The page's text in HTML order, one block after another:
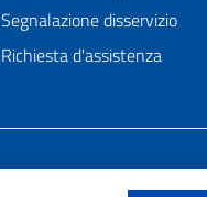
Segnalazione disservizio
Richiesta d'assistenza